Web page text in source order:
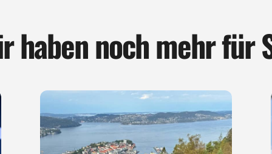
haben noch mehr für